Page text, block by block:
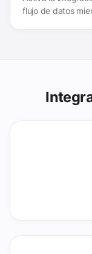
flujo de datos